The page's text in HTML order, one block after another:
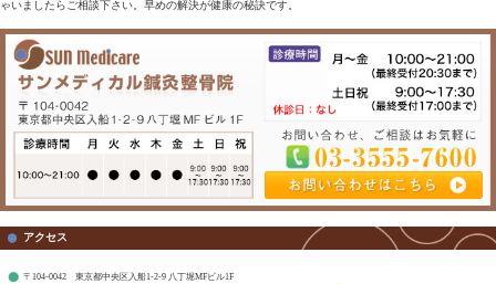
などといった項目がありますが
一つだけで産後うつ というわけではありませんが当ては
まる数が多いほど可能性が高くなります。
産後うつは、出産後のホルモンバランスの乱れによって
不安感が大きくなってしまったり、倦怠感が出たり
何もしたくなくなったり涙もろくなったり…実にたくさん
「私は本当にママになれるのか」
「主人の協力は得られるだろうか」など
不安が重なると、押しつぶされそうになって
辛い症状が出てしまうことも。
この産後うつは、ママだけの問題ではなくて